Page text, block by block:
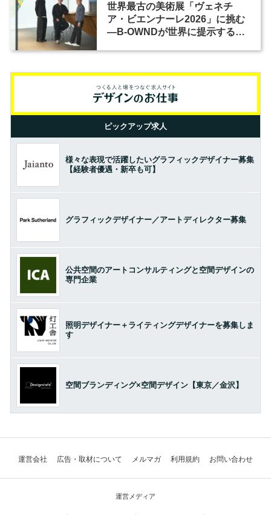
世界最古の美術展「ヴェネチ
ア・ビエンナーレ2026」に挑む
―B-OWNDが世界に提示する美
ピックアップ求人
様々な表現で活躍したいグラフィックデザイナー募集
【経験者優遇・新卒も可】
グラフィックデザイナー／アートディレクター募集
公共空間のアートコンサルティングと空間デザインの
専門企業
照明デザイナー＋ライティングデザイナーを募集しま
す
空間ブランディング×空間デザイン【東京／金沢】
運営会社 広告・取材について メルマガ 利用規約 お問い合わせ
運営メディア